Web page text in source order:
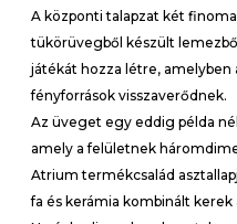
A központi talapzat két
tükörüvegből készült
játékát hozza létre, amelyben
fényforrások visszaverődnek.
Az üveget egy eddig példa
amely a felületnek
Atrium termékcsalád
fa és kerámia kombinált